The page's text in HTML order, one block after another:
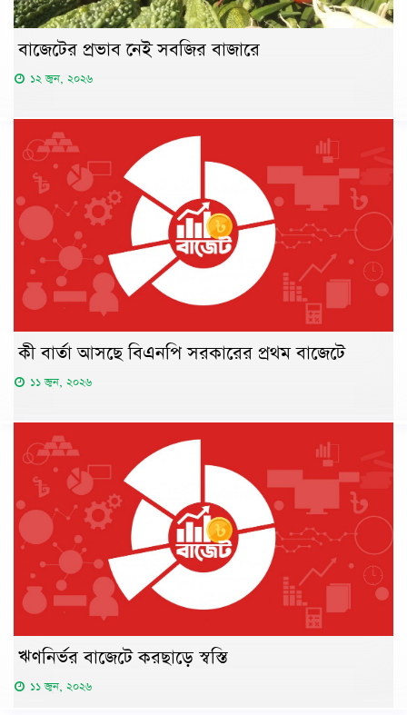
বাজেটের প্রভাব নেই সবজির বাজারে
১২ জুন, ২০২৬
কী বার্তা আসছে বিএনপি সরকারের প্রথম বাজেটে
১১ জুন, ২০২৬
ঋণনির্ভর বাজেটে করছাড়ে স্বস্তি
১১ জুন, ২০২৬